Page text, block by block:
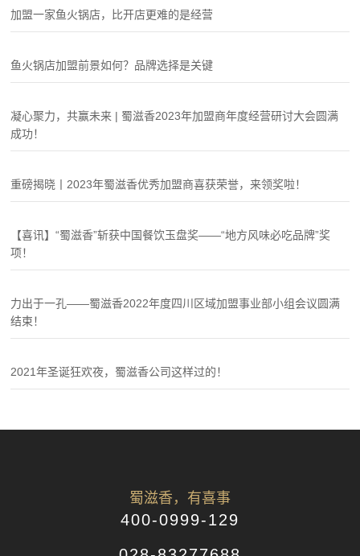
加盟一家鱼火锅店，比开店更难的是经营
鱼火锅店加盟前景如何？品牌选择是关键
凝心聚力，共赢未来 | 蜀滋香2023年加盟商年度经营研讨大会圆满
成功！
重磅揭晓丨2023年蜀滋香优秀加盟商喜获荣誉，来领奖啦！
【喜讯】“蜀滋香”斩获中国餐饮玉盘奖——“地方风味必吃品牌”奖
项！
力出于一孔——蜀滋香2022年度四川区域加盟事业部小组会议圆满
结束！
2021年圣诞狂欢夜，蜀滋香公司这样过的！
蜀滋香，有喜事
400-0999-129